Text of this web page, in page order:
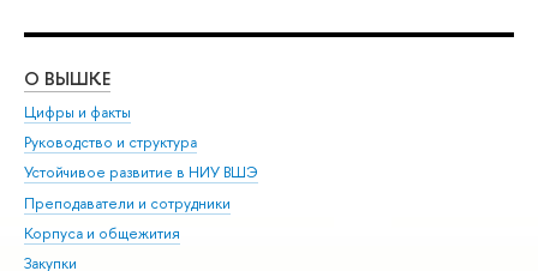
О ВЫШКЕ
Цифры и факты
Руководство и структура
Устойчивое развитие в НИУ ВШЭ
Преподаватели и сотрудники
Корпуса и общежития
Закупки